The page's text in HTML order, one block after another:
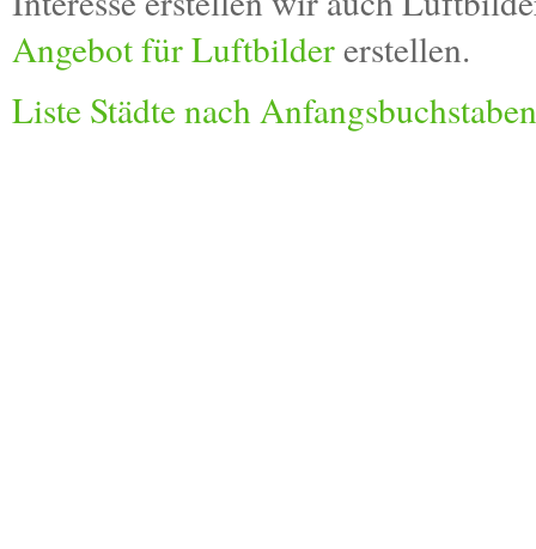
Angebot für Luftbildererstellen.
Liste Städte nach Anfangsbuchstaben